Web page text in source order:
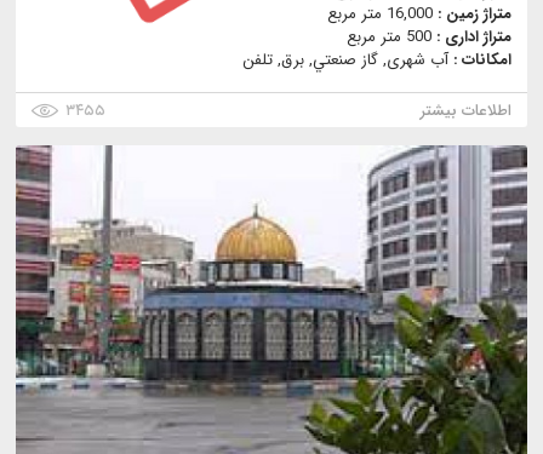
متراژ زمین : 16,000 متر مربع
متراژ اداری : 500 متر مربع
امکانات :آب شهری, گاز صنعتي, برق, تلفن
اطلاعات بیشتر
۳۴۵۵